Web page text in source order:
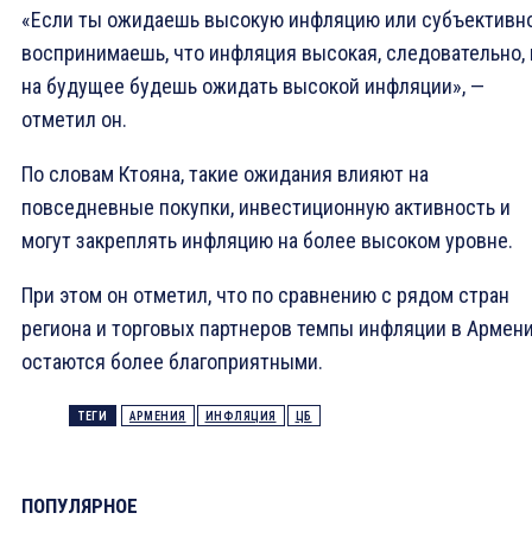
«Если ты ожидаешь высокую инфляцию или
воспринимаешь, что инфляция высокая, следовательно,
на будущее будешь ожидать высокой инфляции», —
отметил он.
По словам Ктояна, такие ожидания влияют на
повседневные покупки, инвестиционную активность и
могут закреплять инфляцию на более высоком уровне.
При этом он отметил, что по сравнению с рядом стран
региона и торговых партнеров темпы инфляции в
остаются более благоприятными.
ТЕГИ АРМЕНИЯ ИНФЛЯЦИЯ ЦБ
ПОПУЛЯРНОЕ